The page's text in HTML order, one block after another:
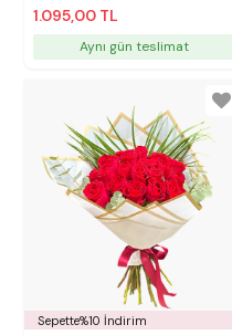
1.095,00 TL
Aynı gün teslimat
Sepette%10 İndirim